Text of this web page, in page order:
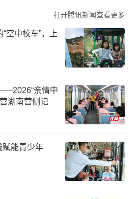
打开腾讯新闻查看更多
空中校车”，上
亲情中
湖南营侧记
赋能青少年